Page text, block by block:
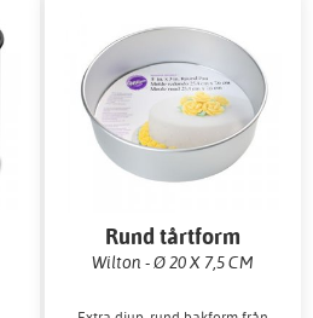
Rund tårtform
Wilton - Ø 20 X 7,5 CM